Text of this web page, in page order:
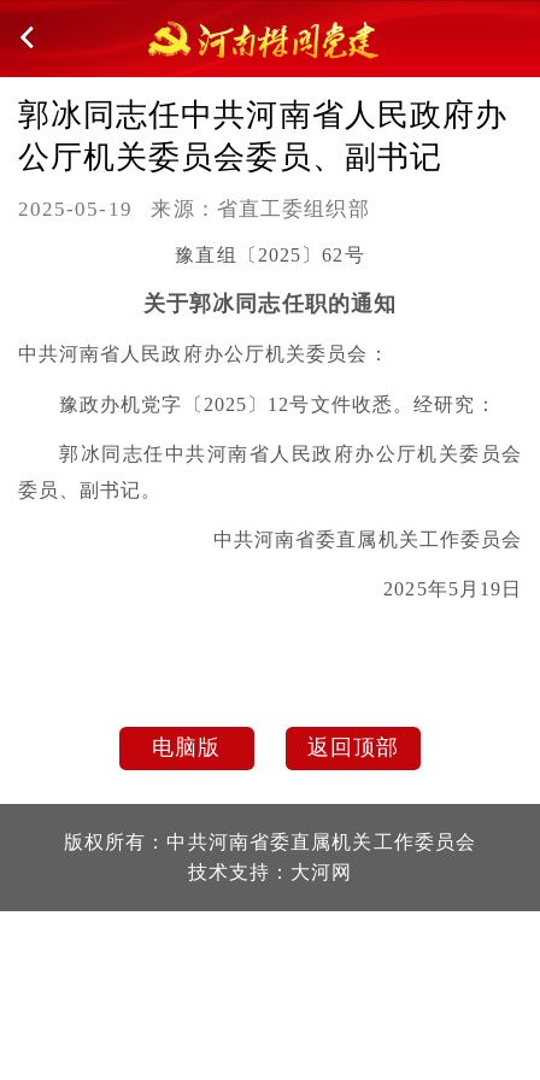
郭冰同志任中共河南省人民政府办
公厅机关委员会委员、副书记
2025-05-19 来源：省直工委组织部
豫直组〔2025〕62号
关于郭冰同志任职的通知
中共河南省人民政府办公厅机关委员会：
豫政办机党字〔2025〕12号文件收悉。经研究：
郭冰同志任中共河南省人民政府办公厅机关委员会
委员、副书记。
中共河南省委直属机关工作委员会
2025年5月19日
电脑版 返回顶部
版权所有：中共河南省委直属机关工作委员会
技术支持： 大河网